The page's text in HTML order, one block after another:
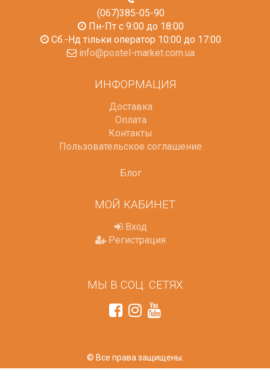
(067)385-05-90
Пн-Пт с 9:00 до 18:00
Сб.-Нд тільки оператор 10:00 до 17:00
info@postel-market.com.ua
ИНФОРМАЦИЯ
Доставка
Оплата
Контакты
Пользовательское соглашение
Блог
МОЙ КАБИНЕТ
Вход
Регистрация
МЫ В СОЦ. СЕТЯХ
© Все права защищены.